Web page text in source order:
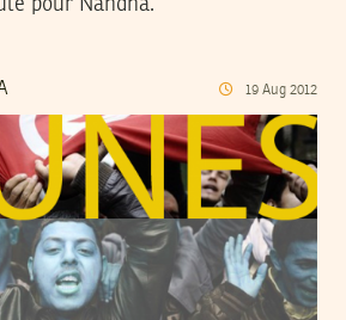
pour Nahdha.
19 Aug 2012